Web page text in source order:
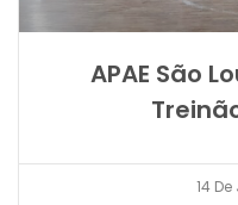
APAE São
14